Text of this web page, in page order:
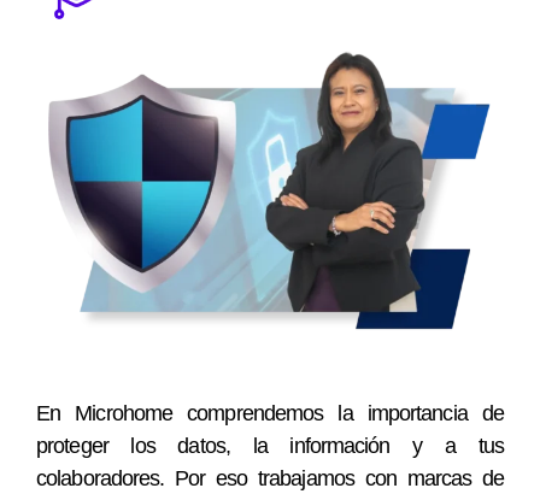
En Microhome comprendemos la importancia de
proteger los datos, la información y a tus
colaboradores. Por eso trabajamos con marcas de